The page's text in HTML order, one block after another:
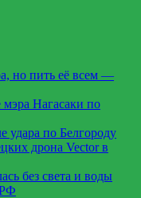
но пить её всем —
мэра Нагасаки по
удара по Белгороду
дрона Vector в
без света и воды